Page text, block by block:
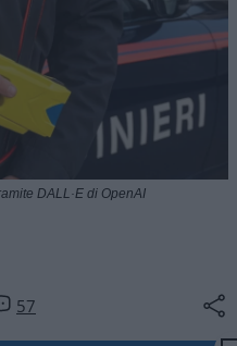
57
DALL·E di OpenAI